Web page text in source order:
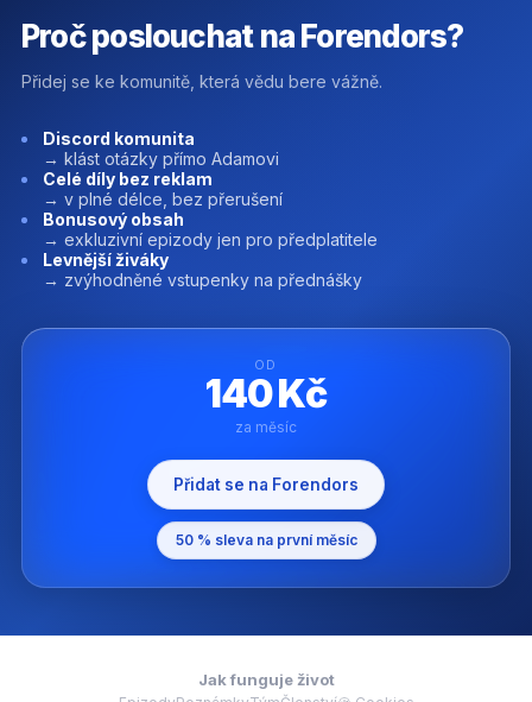
Proč poslouchat na Forendors?
Přidej se ke komunitě, která vědu bere vážně.
Discord komunita
→ klást otázky přímo Adamovi
Celé díly bez reklam
→ v plné délce, bez přerušení
Bonusový obsah
→ exkluzivní epizody jen pro předplatitele
Levnější živáky
→ zvýhodněné vstupenky na přednášky
OD
140 Kč
za měsíc
Přidat se na Forendors
50 % sleva na první měsíc
Jak funguje život